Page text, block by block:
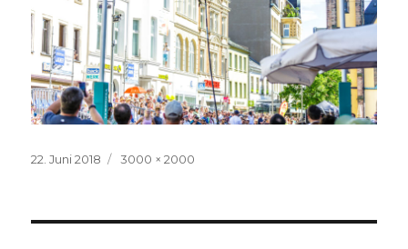
Veröffentlicht
22. Juni 2018
Volle
3000 × 2000